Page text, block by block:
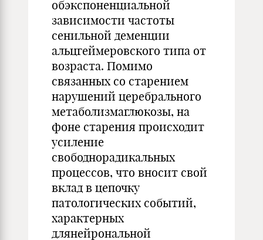
обэкспоненциальной
зависимости частоты
сенильной деменции
альцгеймеровского типа от
возраста. Помимо
связанных со старением
нарушений церебрального
метаболизмаглюкозы, на
фоне старения происходит
усиление
свободнорадикальных
процессов, что вносит свой
вклад в цепочку
патологических событий,
характерных
длянейрональной